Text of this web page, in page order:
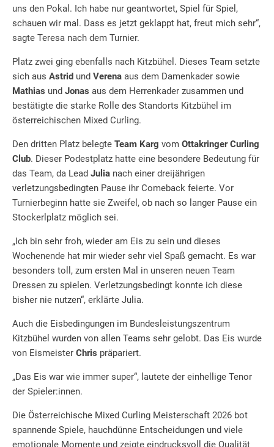
uns den Pokal. Ich habe nur geantwortet, Spiel für Spiel,
schauen wir mal. Dass es jetzt geklappt hat, freut mich sehr“,
sagte Teresa nach dem Turnier.
Platz zwei ging ebenfalls nach Kitzbühel. Dieses Team setzte
sich aus Astrid und Verena aus dem Damenkader sowie
Mathias und Jonas aus dem Herrenkader zusammen und
bestätigte die starke Rolle des Standorts Kitzbühel im
österreichischen Mixed Curling.
Den dritten Platz belegte Team Karg vom Ottakringer Curling
Club. Dieser Podestplatz hatte eine besondere Bedeutung für
das Team, da Lead Julia nach einer dreijährigen
verletzungsbedingten Pause ihr Comeback feierte. Vor
Turnierbeginn hatte sie Zweifel, ob nach so langer Pause ein
Stockerlplatz möglich sei.
„Ich bin sehr froh, wieder am Eis zu sein und dieses
Wochenende hat mir wieder sehr viel Spaß gemacht. Es war
besonders toll, zum ersten Mal in unseren neuen Team
Dressen zu spielen. Verletzungsbedingt konnte ich diese
bisher nie nutzen“, erklärte Julia.
Auch die Eisbedingungen im Bundesleistungszentrum
Kitzbühel wurden von allen Teams sehr gelobt. Das Eis wurde
von Eismeister Chris präpariert.
„Das Eis war wie immer super“, lautete der einhellige Tenor
der Spieler:innen.
Die Österreichische Mixed Curling Meisterschaft 2026 bot
spannende Spiele, hauchdünne Entscheidungen und viele
emotionale Momente und zeigte eindrucksvoll die Qualität